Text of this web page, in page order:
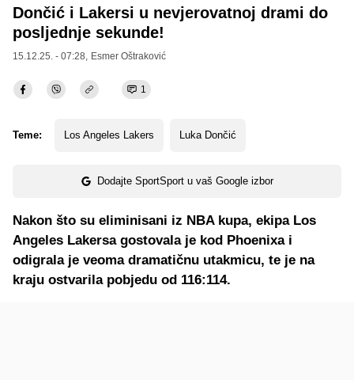
Dončić i Lakersi u nevjerovatnoj drami do
posljednje sekunde!
15.12.25. - 07:28, Esmer Oštraković
1
Teme: Los Angeles Lakers Luka Dončić
Dodajte SportSport u vaš Google izbor
Nakon što su eliminisani iz NBA kupa, ekipa Los
Angeles Lakersa gostovala je kod Phoenixa i
odigrala je veoma dramatičnu utakmicu, te je na
kraju ostvarila pobjedu od 116:114.